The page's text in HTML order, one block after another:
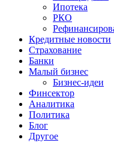
Ипотека
РКО
Кредитные новости
Страхование
Банки
Малый бизнес
Бизнес-идеи
Финсектор
Аналитика
Политика
Блог
Другое